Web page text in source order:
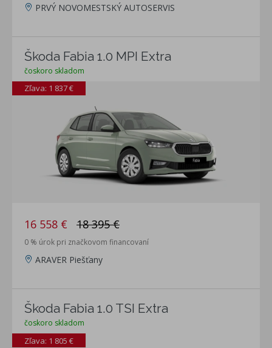
PRVÝ NOVOMESTSKÝ AUTOSERVIS
Škoda Fabia 1.0 MPI Extra
čoskoro skladom
Zľava: 1 837 €
16 558 € 18 395 €
0 % úrok pri značkovom financovaní
ARAVER Piešťany
Škoda Fabia 1.0 TSI Extra
čoskoro skladom
Zľava: 1 805 €